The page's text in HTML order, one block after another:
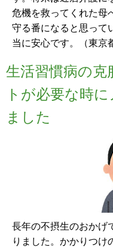
危機を救ってくれた母
守る番になると思って
当に安心です。（東京
生活習慣病の克
トが必要な時
ました
長年の不摂生のおかげ
りました。かかりつけ